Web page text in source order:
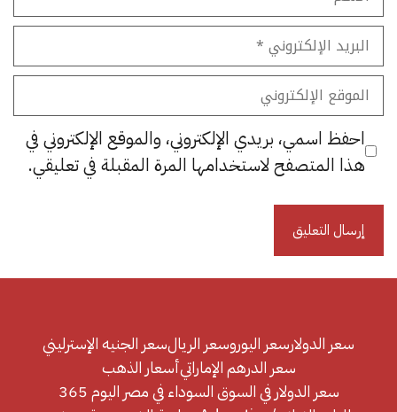
البريد
الإلكتروني
الموقع
الإلكتروني
احفظ اسمي، بريدي الإلكتروني، والموقع الإلكتروني في
هذا المتصفح لاستخدامها المرة المقبلة في تعليقي.
سعر الدولارسعر اليوروسعر الريالسعر الجنيه الإسترليني
سعر الدرهم الإماراتيأسعار الذهب
سعر الدولار في السوق السوداء في مصر اليوم 365